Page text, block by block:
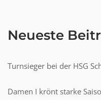
Neueste
Turnsieger bei der HSG
Damen I krönt starke